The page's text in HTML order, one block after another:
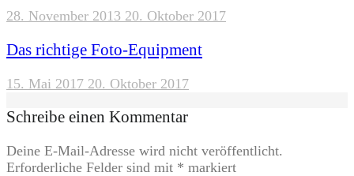
28. November 2013 20. Oktober 2017
Das richtige Foto-Equipment
15. Mai 2017 20. Oktober 2017
Schreibe einen Kommentar
Deine E-Mail-Adresse wird nicht veröffentlicht.
Erforderliche Felder sind mit * markiert